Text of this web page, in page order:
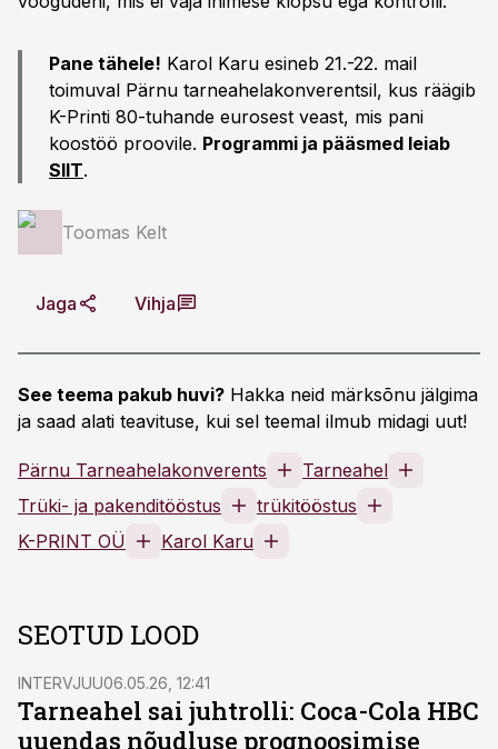
Pane tähele! Karol Karu esineb 21.-22. mail
toimuval Pärnu tarneahelakonverentsil, kus räägib
K-Printi 80-tuhande eurosest veast, mis pani
koostöö proovile. Programmi ja pääsmed leiab
SIIT.
Toomas Kelt
Jaga Vihja
See teema pakub huvi? Hakka neid märksõnu jälgima
ja saad alati teavituse, kui sel teemal ilmub midagi uut!
Pärnu Tarneahelakonverents
Tarneahel
Trüki- ja pakenditööstus
trükitööstus
K-PRINT OÜ
Karol Karu
SEOTUD LOOD
INTERVJUU06.05.26, 12:41
Tarneahel sai juhtrolli: Coca-Cola HBC
uuendas nõudluse prognoosimise